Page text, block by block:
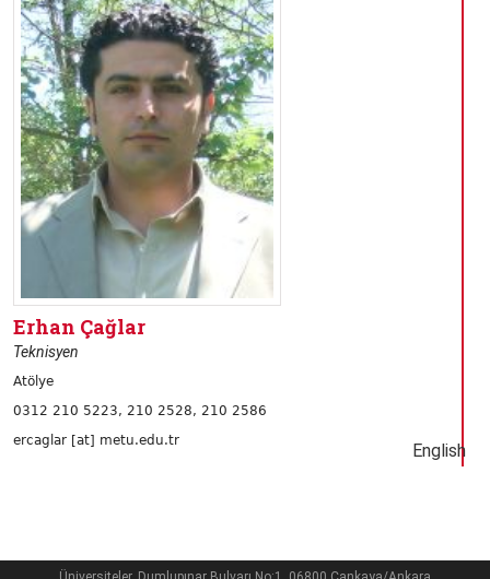
Erhan Çağlar
Teknisyen
Atölye
0312 210 5223, 210 2528, 210 2586
ercaglar [at] metu.edu.tr
English